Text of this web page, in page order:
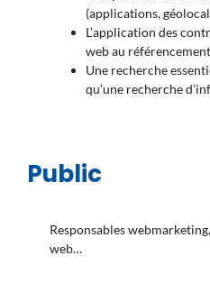
(applications,
L’application des
web au
Une recherche
qu’une recherche
Public
Responsables
web…